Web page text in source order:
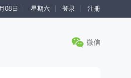
08日 星期六 登录 注册
微信